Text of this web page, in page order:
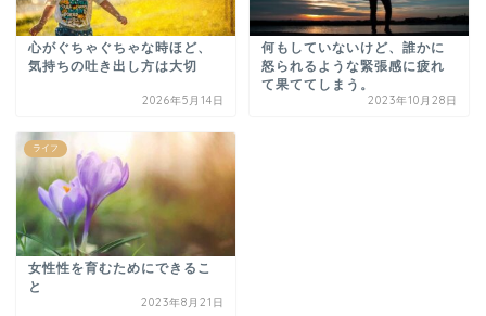
心がぐちゃぐちゃな時ほど、
気持ちの吐き出し方は大切
2026年5月14日
何もしていないけど、誰かに
怒られるような緊張感に疲れ
て果ててしまう。
2023年10月28日
ライフ
女性性を育むためにできるこ
と
2023年8月21日